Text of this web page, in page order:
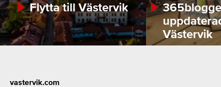
Flytta till Västervik
Västervik
Footer
vastervik.com